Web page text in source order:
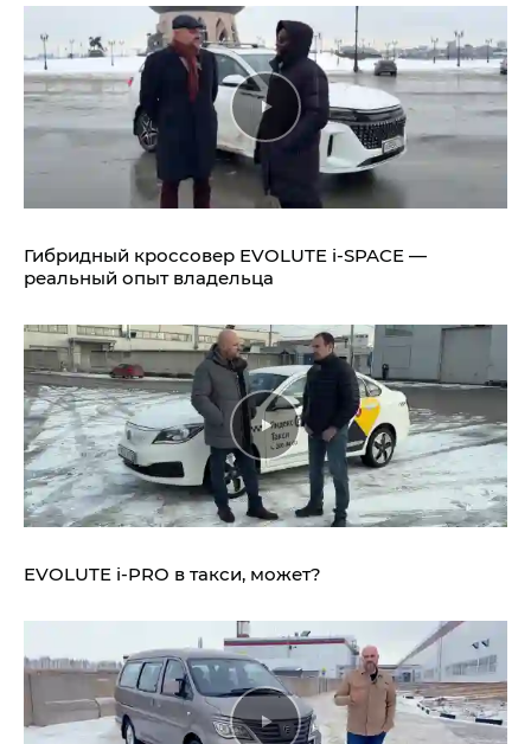
Гибридный кроссовер EVOLUTE i‑SPACE —
реальный опыт владельца
EVOLUTE i‑PRO в такси, может?